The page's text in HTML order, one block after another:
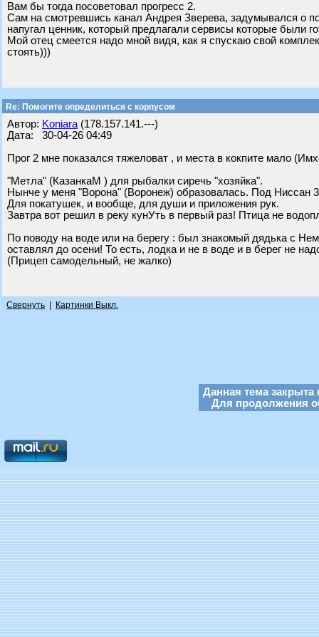
Вам бы тогда посоветовал прогресс 2.
Сам на смотревшись канал Андрея Зверева, задумывался о
напугал ценник, который предлагали сервисы которые были
Мой отец смеется надо мной видя, как я спускаю свой
стоять)))
Re: Помогите определиться с корпусом
Автор: Koniara (178.157.141.---)
Дата: 30-04-26 04:49
Прог 2 мне показался тяжеловат , и места в кокпите мало
"Метла" (КазанкаМ ) для рыбалки сиречь "хозяйка".
Нынче у меня "Ворона" (Воронеж) образовалась. Под Ниссан
Для покатушек, и вообще, для души и приложения рук.
Завтра вот решил в реку кунУть в первый раз! Птица не
По поводу на воде или на берегу : был знакомый дядька с
оставлял до осени! То есть, лодка и не в воде и в берег не
(Прицеп самодельный, не жалко)
Свернуть Картинки Выкл.
Данная тема закрыта
Для продолжения